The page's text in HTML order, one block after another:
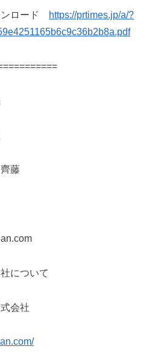
ロード
https://prtimes.jp/a/?
藤
について
会社